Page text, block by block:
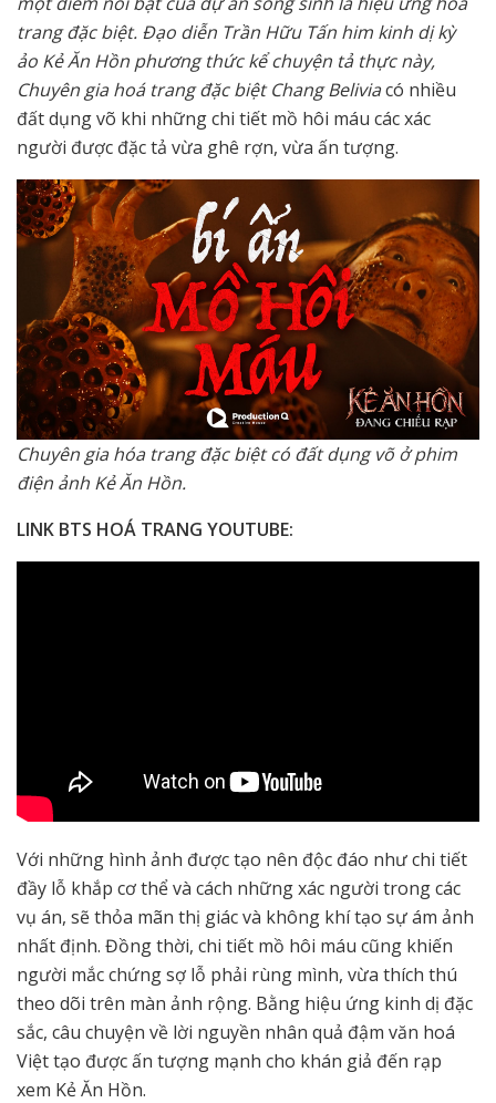
trang đặc biệt. Đạo diễn Trần Hữu Tấn him kinh dị kỳ
ảo Kẻ Ăn Hồn phương thức kể chuyện tả thực này,
Chuyên gia hoá trang đặc biệt Chang Beliviacó nhiều
đất dụng võ khi những chi tiết mồ hôi máu các xác
người được đặc tả vừa ghê rợn, vừa ấn tượng.
Chuyên gia hóa trang đặc biệt có đất dụng võ ở phim
điện ảnh Kẻ Ăn Hồn.
LINK BTS HOÁ TRANG YOUTUBE:
Với những hình ảnh được tạo nên độc đáo như chi tiết
đầy lỗ khắp cơ thể và cách những xác người trong các
vụ án, sẽ thỏa mãn thị giác và không khí tạo sự ám ảnh
nhất định. Đồng thời, chi tiết mồ hôi máu cũng khiến
người mắc chứng sợ lỗ phải rùng mình, vừa thích thú
theo dõi trên màn ảnh rộng. Bằng hiệu ứng kinh dị đặc
sắc, câu chuyện về lời nguyền nhân quả đậm văn hoá
Việt tạo được ấn tượng mạnh cho khán giả đến rạp
xem Kẻ Ăn Hồn.